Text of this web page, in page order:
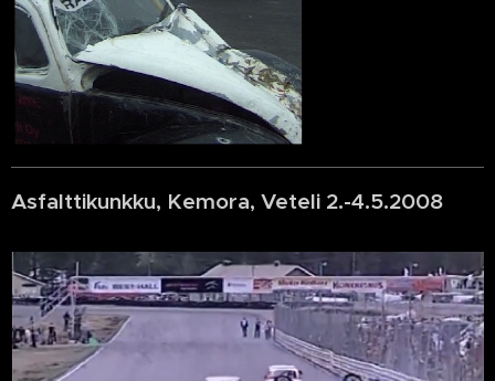
Asfalttikunkku, Kemora, Veteli 2.-4.5.2008